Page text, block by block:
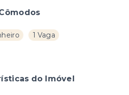
1 Vaga
do Imóvel